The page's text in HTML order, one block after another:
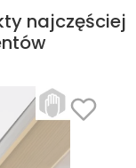
najczęściej